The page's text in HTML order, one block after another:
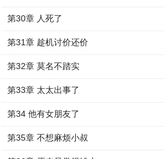
第30章 人死了
第31章 趁机讨价还价
第32章 莫名不踏实
第33章 太太出事了
第34 他有女朋友了
第35章 不想麻烦小叔